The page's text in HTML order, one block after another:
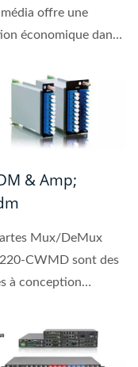
offre une
économique dans
& Amp;
Mux/DeMux
CWMD sont des
à conception